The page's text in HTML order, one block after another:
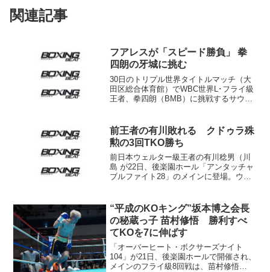
関連記事
フアレスが「スピード勝負」 拳
四朗の牙城に挑む
30日のトリプル世界タイトルマッチ（大
田区総合体育館）でWBC世界L･フライ級
王者、拳四朗（BMB）に挑戦するサウ
トレーナーの父ラウルさんと来日したフ
アレス。ボクシ...
前王者の有川敗れる クドゥラ殊
勲の3回TKO勝ち
前日本ウェルター級王者の有川稔男（川
島 が22日、後楽園ホール「アンタッチャ
ブルファイト28」のメインに登場。ウェ
失敗した。 有川は4月、2度防衛してい
た王...
“平成のKOキング”坂本博之会長
の秘蔵っ子 苗村修悟 勝利すべ
てKOを7に伸ばす
「オーバーヒート・ボクサーズナイト
104」が21日、後楽園ホールで開催され、
メインのフライ級8回戦は、苗村修悟